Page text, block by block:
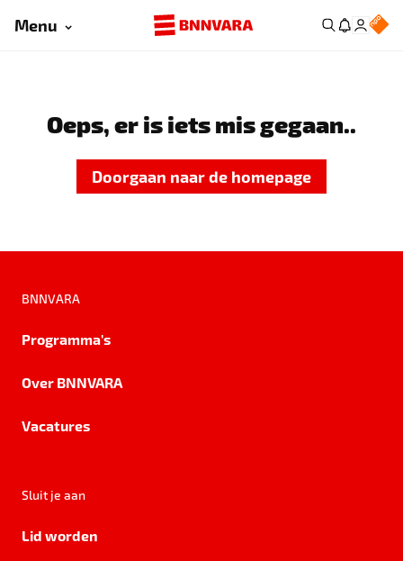
Menu
Oeps, er is iets mis gegaan..
Doorgaan naar de homepage
BNNVARA
Programma's
Over BNNVARA
Vacatures
Sluit je aan
Lid worden